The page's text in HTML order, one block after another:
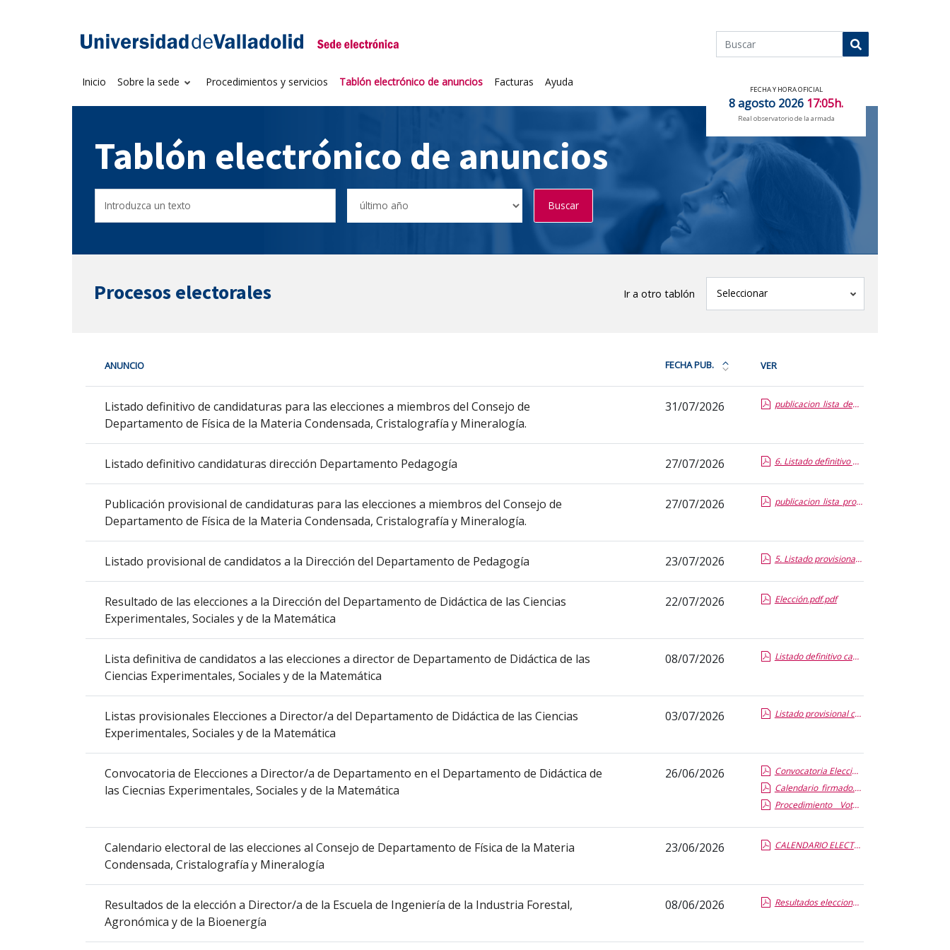
Sede electrónica Universidad de Valladolid
Buscar
Buscar
Inicio Sobre la sede Procedimientos y servicios Tablón electrónico de anuncios Facturas Ayuda
FECHA Y HORA OFICIAL
8 agosto 2026 17:05h.
Real observatorio de la armada
Tablón electrónico de anuncios
del
de
Buscar
Procesos electorales Ir a otro tablón Seleccionar tablón
cada
fila
tabla
encontrará
anuncios
tablón
seleccionado
primera
columna
título
del
anuncio,
columna
de
publicación,
última
columna
electorales
ANUNCIO FECHA PUB.
Ordena
la
fecha
reciente
antigua
VER
Listado definitivo de candidaturas para las elecciones a miembros del Consejo de
Departamento de Física de la Materia Condensada, Cristalografía y Mineralogía.
31/07/2026 publicacion_lista_definitiva_candidaturas_v2.report.pdf.pdf
Listado definitivo candidaturas dirección Departamento Pedagogía 27/07/2026 6. Listado definitivo candidatos.report.pdf.pdf
Publicación provisional de candidaturas para las elecciones a miembros del Consejo de
Departamento de Física de la Materia Condensada, Cristalografía y Mineralogía.
27/07/2026 publicacion_lista_provisional_candidaturas_v2.report.pdf.pdf
Listado provisional de candidatos a la Dirección del Departamento de Pedagogía 23/07/2026 5. Listado provisional candidatos.report.pdf.pdf
Resultado de las elecciones a la Dirección del Departamento de Didáctica de las Ciencias
Experimentales, Sociales y de la Matemática
22/07/2026 Elección.pdf.pdf
Lista definitiva de candidatos a las elecciones a director de Departamento de Didáctica de las
Ciencias Experimentales, Sociales y de la Matemática
08/07/2026 Listado definitivo candidatos.pdf.pdf
Listas provisionales Elecciones a Director/a del Departamento de Didáctica de las Ciencias
Experimentales, Sociales y de la Matemática
03/07/2026 Listado provisional candidatos.pdf.pdf
Convocatoria de Elecciones a Director/a de Departamento en el Departamento de Didáctica de
las Ciecnias Experimentales, Sociales y de la Matemática
26/06/2026
Convocatoria Elecciones a director_Firmado.pdf.pdf
Calendario_firmado.pdf.pdf
Procedimiento _ Voto_firmado.pdf.pdf
Calendario electoral de las elecciones al Consejo de Departamento de Física de la Materia
Condensada, Cristalografía y Mineralogía
23/06/2026 CALENDARIO ELECTORAL DEL DEPARTAMENTO DE FISICA DE LA MATERIA CONDENSADA_v2.report.pdf.pdf
Resultados de la elección a Director/a de la Escuela de Ingeniería de la Industria Forestal,
Agronómica y de la Bioenergía
08/06/2026 Resultados elecciones DirectorEiFAB 2026.report.pdf.pdf